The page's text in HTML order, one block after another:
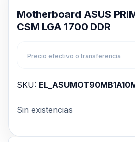
Motherboard ASUS
CSM LGA 1700 DDR
Precio efectivo o transferencia
SKU:
Sin existencias